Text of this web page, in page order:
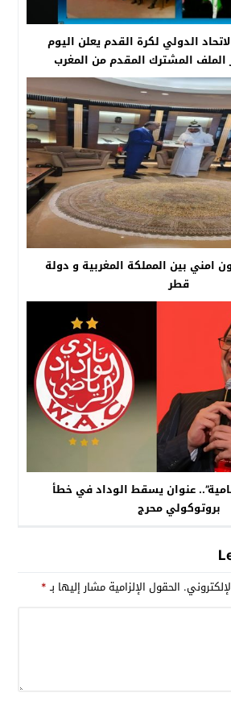
الدولي لكرة القدم يعلن اليوم
الملف المشترك المقدم من المغرب
باستضافة كأس العالم 2030.
امني بين المملكة المغربية و دولة
قطر
عنوان يسقط الوداد في خطأ
بروتوكولي محرج
الحقول الإلزامية مشار إليها بـ*